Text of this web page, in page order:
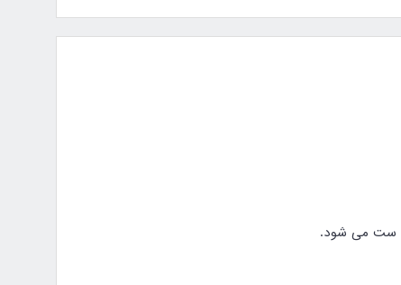
ست می شود.